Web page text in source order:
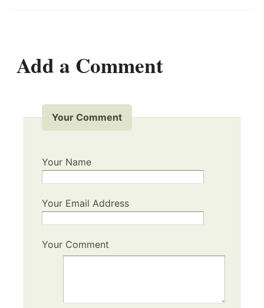
Add a Comment
Your Comment
Your Name
Your Email Address
Your Comment